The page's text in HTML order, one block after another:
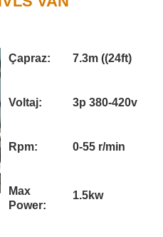
Çapraz: 7.3m ((24ft)
Voltaj: 3p 380-420v
Rpm: 0-55 r/min
Max
Power:
1.5kw